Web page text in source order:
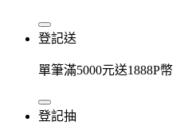
登記送
單筆滿5000元送1888P幣
登記抽